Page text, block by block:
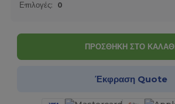
Επιλογές: 0
ΠΡΟΣΘΗΚΗ ΣΤΟ ΚΑΛΑΘΙ
Έκφραση Quote